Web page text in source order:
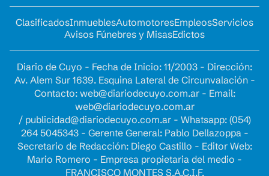
ClasificadosInmueblesAutomotoresEmpleosServicios
Avisos Fúnebres y MisasEdictos
Diario de Cuyo - Fecha de Inicio: 11/2003 - Dirección:
Av. Alem Sur 1639. Esquina Lateral de Circunvalación -
Contacto: web@diariodecuyo.com.ar- Email:
web@diariodecuyo.com.ar
/ publicidad@diariodecuyo.com.ar- Whatsapp: (054)
264 5045343 - Gerente General: Pablo Dellazoppa -
Secretario de Redacción: Diego Castillo - Editor Web:
Mario Romero - Empresa propietaria del medio -
FRANCISCO MONTES S.A.C.I.F.